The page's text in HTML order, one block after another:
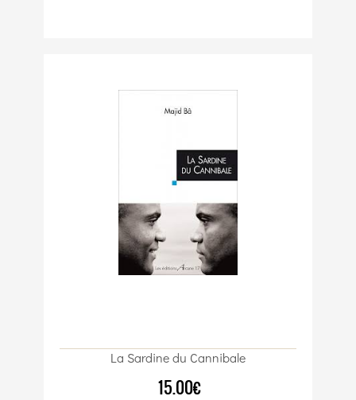
La Sardine du Cannibale
15.00€